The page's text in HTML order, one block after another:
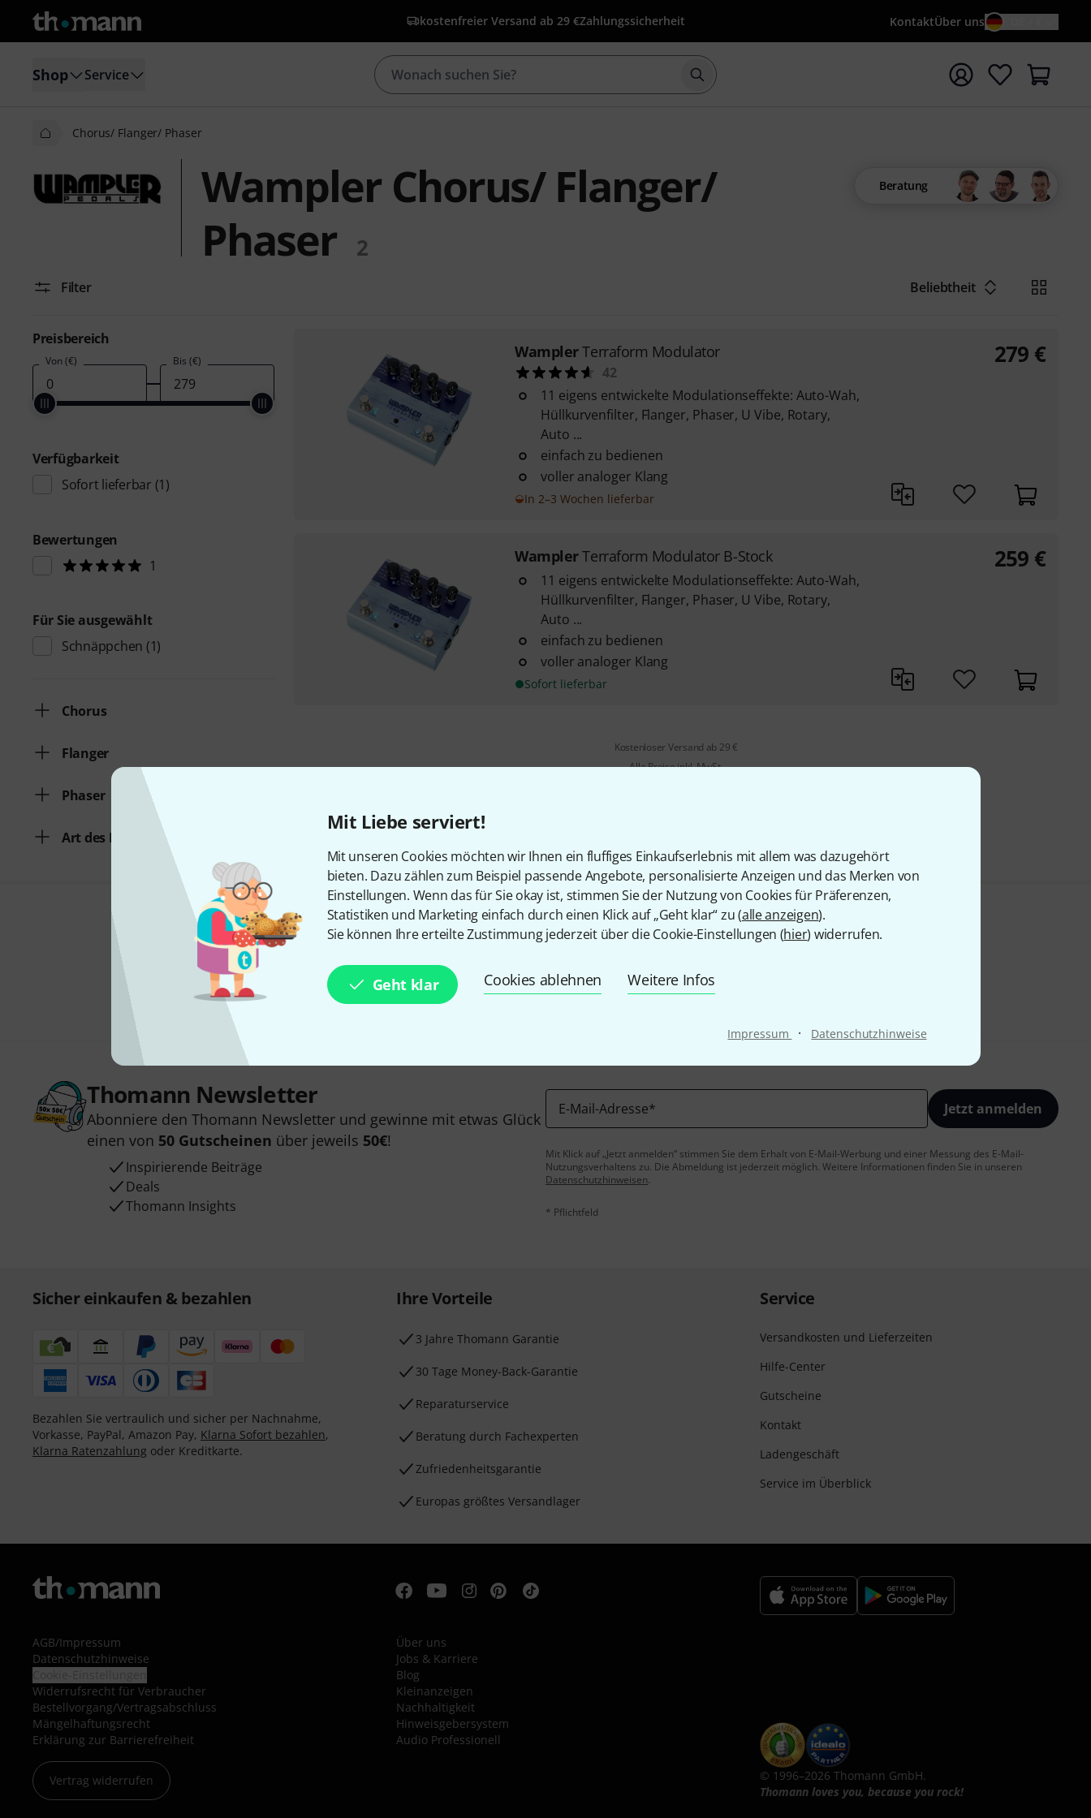
Mit Liebe serviert!
Mit unseren Cookies möchten wir Ihnen ein fluffiges Einkaufserlebnis mit allem was dazugehört
bieten. Dazu zählen zum Beispiel passende Angebote, personalisierte Anzeigen und das Merken von
Einstellungen. Wenn das für Sie okay ist, stimmen Sie der Nutzung von Cookies für Präferenzen,
Statistiken und Marketing einfach durch einen Klick auf „Geht klar“ zu (alle anzeigen).
Sie können Ihre erteilte Zustimmung jederzeit über die Cookie-Einstellungen (hier) widerrufen.
Geht klar Cookies ablehnen Weitere Infos
Impressum · Datenschutzhinweise
kostenfreier Versand ab 29 €Zahlungssicherheit KontaktÜber uns
Shop Service Suche mit Suchwort {searchTerm} starten
Chorus/ Flanger/ Phaser
Wampler Chorus/ Flanger/
Phaser
2
Beratung
Filter Beliebtheit
Preisbereich
Von (€) Bis (€)
Verfügbarkeit
Sofort lieferbar (1)
Bewertungen
1
Für Sie ausgewählt
Schnäppchen (1)
Chorus
Flanger
Phaser
Art des Effekts
WamplerTerraform Modulator
42
11 eigens entwickelte Modulationseffekte: Auto-Wah,
Hüllkurvenfilter, Flanger, Phaser, U Vibe, Rotary,
Auto ...
einfach zu bedienen
voller analoger Klang
In 2–3 Wochen lieferbar
279 €
WamplerTerraform Modulator B-Stock
11 eigens entwickelte Modulationseffekte: Auto-Wah,
Hüllkurvenfilter, Flanger, Phaser, U Vibe, Rotary,
Auto ...
einfach zu bedienen
voller analoger Klang
Sofort lieferbar
259 €
Kostenloser Versand ab 29 €
Alle Preise inkl. MwSt.
Gefällt Ihnen, was Sie sehen?
Teilen Hilfe & Feedback
Thomann Newsletter
Abonniere den Thomann Newsletter und gewinne mit etwas Glück
einen von 50 Gutscheinen über jeweils 50€!
Inspirierende Beiträge
Deals
Thomann Insights
E-Mail-Adresse* Jetzt anmelden
Mit Klick auf „Jetzt anmelden“ stimmen Sie dem Erhalt von E-Mail-Werbung und einer Messung des E-Mail-
Nutzungsverhaltens zu. Die Abmeldung ist jederzeit möglich. Weitere Informationen finden Sie in unseren
Datenschutzhinweisen.
* Pflichtfeld
Sicher einkaufen & bezahlen
Bezahlen Sie vertraulich und sicher per Nachnahme,
Vorkasse, PayPal, Amazon Pay, Klarna Sofort bezahlen,
Klarna Ratenzahlung oder Kreditkarte.
Ihre Vorteile
3 Jahre Thomann Garantie
30 Tage Money-Back-Garantie
Reparaturservice
Beratung durch Fachexperten
Zufriedenheitsgarantie
Europas größtes Versandlager
Service
Versandkosten und Lieferzeiten
Hilfe-Center
Gutscheine
Kontakt
Ladengeschäft
Service im Überblick
AGB/Impressum
Datenschutzhinweise
Widerrufsrecht für Verbraucher
Bestellvorgang/Vertragsabschluss
Mängelhaftungsrecht
Erklärung zur Barrierefreiheit
Vertrag widerrufen
Über uns
Jobs & Karriere
Blog
Kleinanzeigen
Nachhaltigkeit
Hinweisgebersystem
Audio Professionell
© 1996–2026 Thomann GmbH.
Thomann loves you, because you rock!